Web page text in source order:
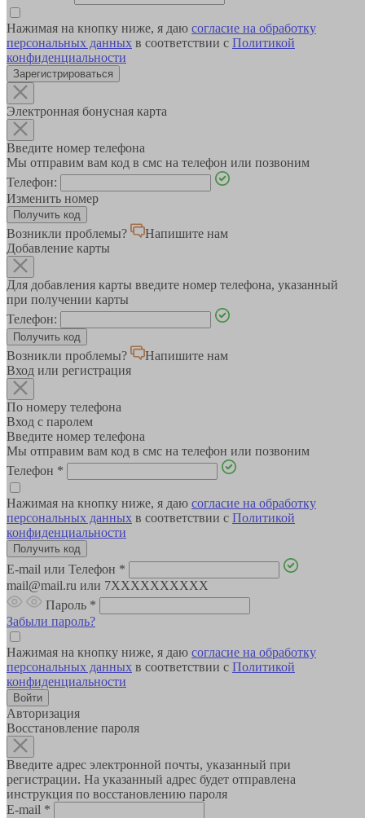
Нажимая на кнопку ниже, я даю согласие на обработку
персональных данных в соответствии с Политикой
конфиденциальности
Зарегистрироваться
Электронная бонусная карта
Введите номер телефона
Мы отправим вам код в смс на телефон или позвоним
Телефон:
Изменить номер
Возникли проблемы?
Напишите нам
Добавление карты
Для добавления карты введите номер телефона, указанный
при получении карты
Телефон:
Возникли проблемы?
Напишите нам
Вход или регистрация
По номеру телефона
Вход с паролем
Введите номер телефона
Мы отправим вам код в смс на телефон или позвоним
Телефон *
Нажимая на кнопку ниже, я даю согласие на обработку
персональных данных в соответствии с Политикой
конфиденциальности
E-mail или Телефон *
mail@mail.ru или 7XXXXXXXXXX
Пароль *
Забыли пароль?
Нажимая на кнопку ниже, я даю согласие на обработку
персональных данных в соответствии с Политикой
конфиденциальности
Авторизация
Восстановление пароля
Введите адрес электронной почты, указанный при
регистрации. На указанный адрес будет отправлена
инструкция по восстановлению пароля
E-mail *